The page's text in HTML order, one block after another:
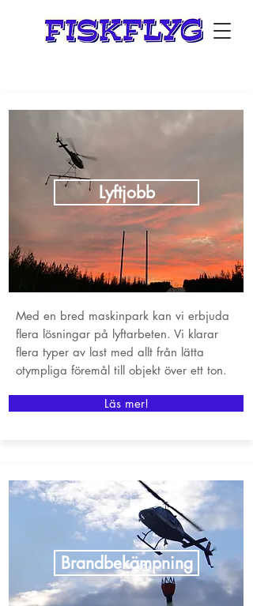
Lyftjobb
Med en bred maskinpark kan vi erbjuda
flera lösningar på lyftarbeten. Vi klarar
flera typer av last med allt från lätta
otympliga föremål till objekt över ett ton.
Läs mer!
Brandbekämpning